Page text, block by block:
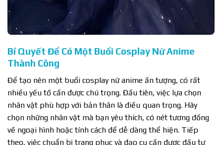
Bí Quyết Để Có Một Buổi Cosplay Nữ Anime
Thành Công
Để tạo nên một buổi cosplay nữ anime ấn tượng, có rất
nhiều yếu tố cần được chú trọng. Đầu tiên, việc lựa chọn
nhân vật phù hợp với bản thân là điều quan trọng. Hãy
chọn những nhân vật mà bạn yêu thích, có nét tương đồng
về ngoại hình hoặc tính cách để dễ dàng thể hiện. Tiếp
theo, việc chuẩn bị trang phục và đạo cụ cần được đầu tư